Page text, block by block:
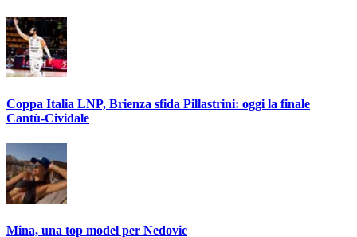
Coppa Italia LNP, Brienza sfida Pillastrini: oggi la finale
Cantù-Cividale
Mina, una top model per Nedovic